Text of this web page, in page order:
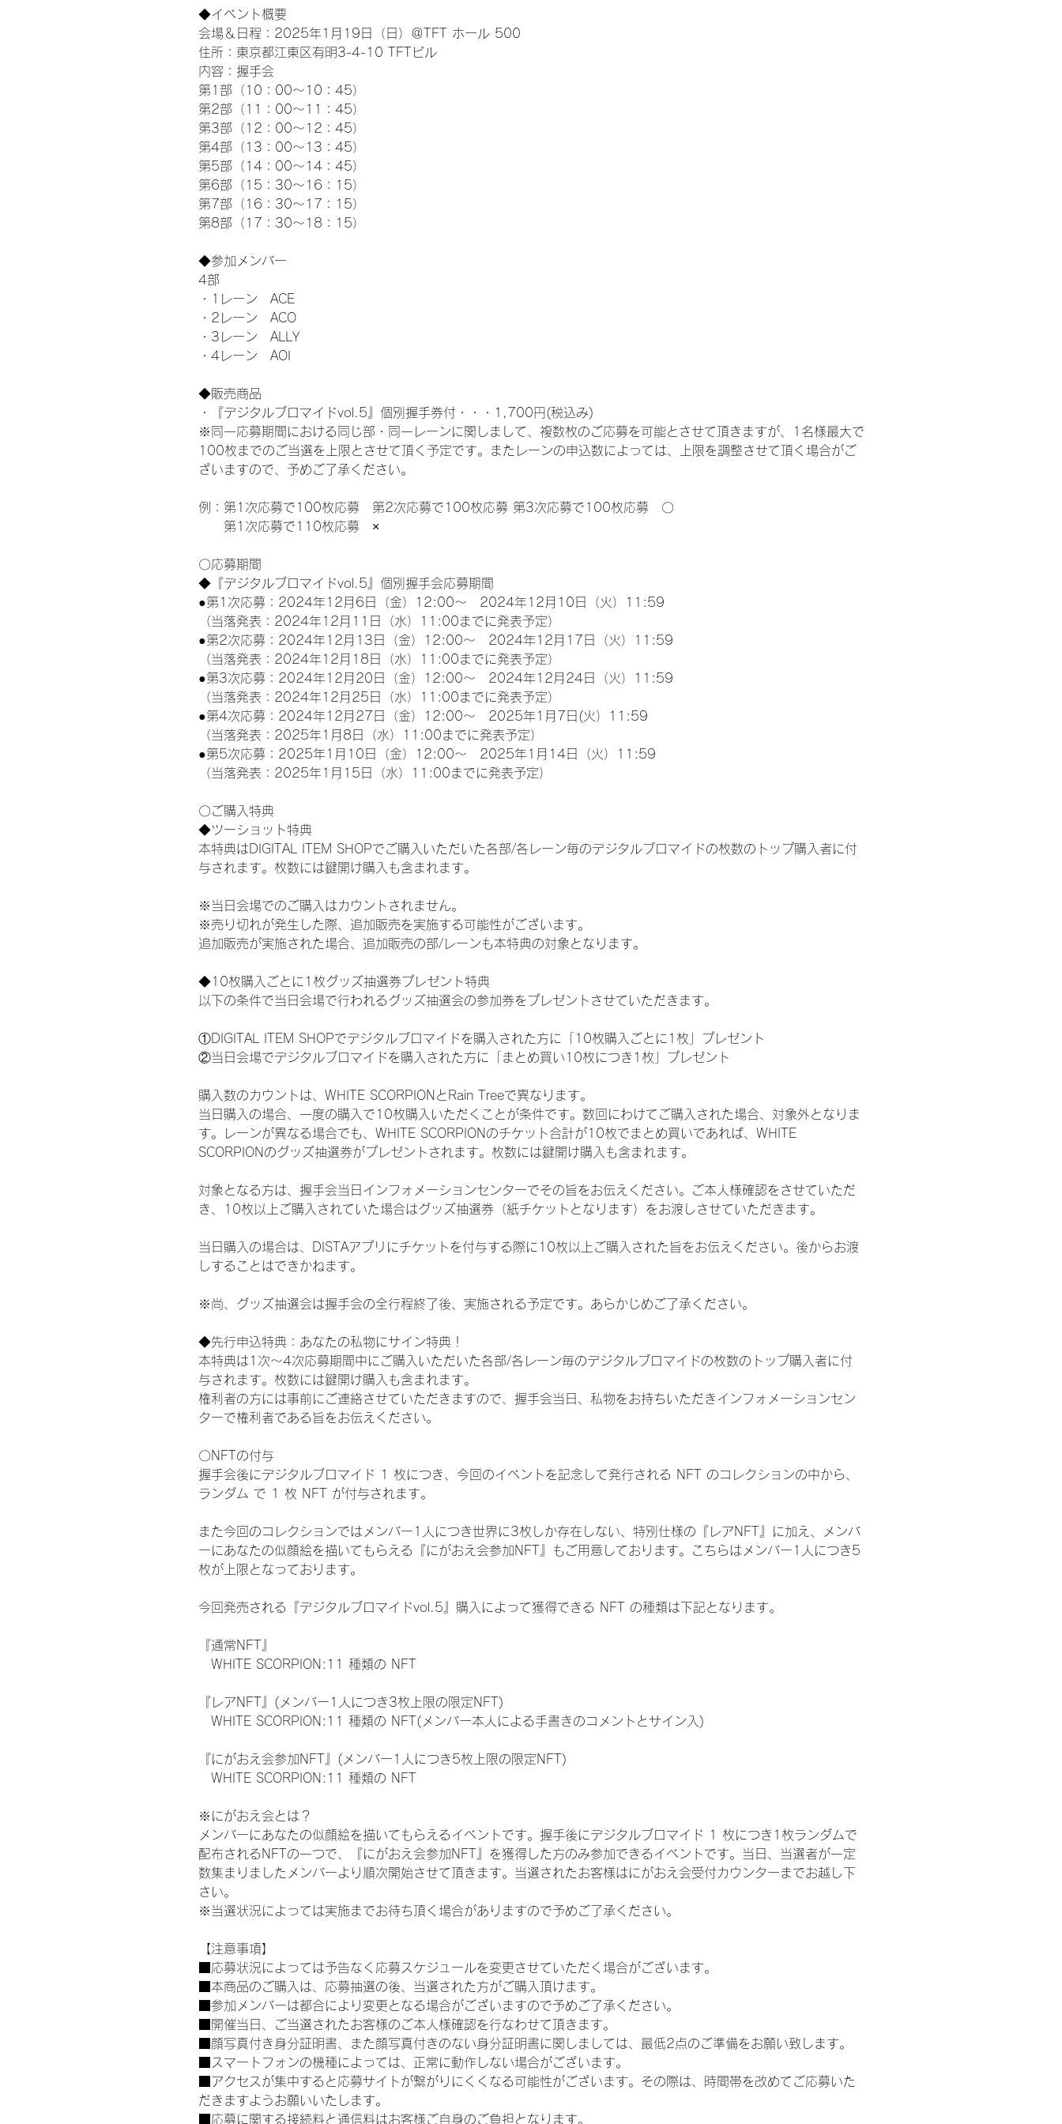
◆イベント概要
会場＆日程：2025年1月19日（日）＠TFT ホール 500
住所：東京都江東区有明3-4-10 TFTビル
内容：握手会
第1部（10：00～10：45）
第2部（11：00～11：45）
第3部（12：00～12：45）
第4部（13：00～13：45）
第5部（14：00～14：45）
第6部（15：30～16：15）
第7部（16：30～17：15）
第8部（17：30～18：15）
◆参加メンバー
4部
・1レーン　ACE
・2レーン　ACO
・3レーン　ALLY
・4レーン　AOI
◆販売商品
・『デジタルブロマイドvol.5』個別握手券付・・・1,700円(税込み)
※同一応募期間における同じ部・同一レーンに関しまして、複数枚のご応募を可能とさせて頂きますが、1名様最大で
100枚までのご当選を上限とさせて頂く予定です。またレーンの申込数によっては、上限を調整させて頂く場合がご
ざいますので、予めご了承ください。
例：第1次応募で100枚応募　第2次応募で100枚応募 第3次応募で100枚応募　〇
第1次応募で110枚応募　×
〇応募期間
◆『デジタルブロマイドvol.5』個別握手会応募期間
●第1次応募：2024年12月6日（金）12:00～　2024年12月10日（火）11:59
（当落発表：2024年12月11日（水）11:00までに発表予定）
●第2次応募：2024年12月13日（金）12:00～　2024年12月17日（火）11:59
（当落発表：2024年12月18日（水）11:00までに発表予定）
●第3次応募：2024年12月20日（金）12:00～　2024年12月24日（火）11:59
（当落発表：2024年12月25日（水）11:00までに発表予定）
●第4次応募：2024年12月27日（金）12:00～　2025年1月7日(火）11:59
（当落発表：2025年1月8日（水）11:00までに発表予定）
●第5次応募：2025年1月10日（金）12:00～　2025年1月14日（火）11:59
（当落発表：2025年1月15日（水）11:00までに発表予定）
〇ご購入特典
◆ツーショット特典
本特典はDIGITAL ITEM SHOPでご購入いただいた各部/各レーン毎のデジタルブロマイドの枚数のトップ購入者に付
与されます。枚数には鍵開け購入も含まれます。
※当日会場でのご購入はカウントされません。
※売り切れが発生した際、追加販売を実施する可能性がございます。
追加販売が実施された場合、追加販売の部/レーンも本特典の対象となります。
◆10枚購入ごとに1枚グッズ抽選券プレゼント特典
以下の条件で当日会場で行われるグッズ抽選会の参加券をプレゼントさせていただきます。
①DIGITAL ITEM SHOPでデジタルブロマイドを購入された方に「10枚購入ごとに1枚」プレゼント
②当日会場でデジタルブロマイドを購入された方に「まとめ買い10枚につき1枚」プレゼント
購入数のカウントは、WHITE SCORPIONとRain Treeで異なります。
当日購入の場合、一度の購入で10枚購入いただくことが条件です。数回にわけてご購入された場合、対象外となりま
す。レーンが異なる場合でも、WHITE SCORPIONのチケット合計が10枚でまとめ買いであれば、WHITE
SCORPIONのグッズ抽選券がプレゼントされます。枚数には鍵開け購入も含まれます。
対象となる方は、握手会当日インフォメーションセンターでその旨をお伝えください。ご本人様確認をさせていただ
き、10枚以上ご購入されていた場合はグッズ抽選券（紙チケットとなります）をお渡しさせていただきます。
当日購入の場合は、DISTAアプリにチケットを付与する際に10枚以上ご購入された旨をお伝えください。後からお渡
しすることはできかねます。
※尚、グッズ抽選会は握手会の全行程終了後、実施される予定です。あらかじめご了承ください。
◆先行申込特典：あなたの私物にサイン特典！
本特典は1次〜4次応募期間中にご購入いただいた各部/各レーン毎のデジタルブロマイドの枚数のトップ購入者に付
与されます。枚数には鍵開け購入も含まれます。
権利者の方には事前にご連絡させていただきますので、握手会当日、私物をお持ちいただきインフォメーションセン
ターで権利者である旨をお伝えください。
〇NFTの付与
握手会後にデジタルブロマイド 1 枚につき、今回のイベントを記念して発行される NFT のコレクションの中から、
ランダム で 1 枚 NFT が付与されます。
また今回のコレクションではメンバー1人につき世界に3枚しか存在しない、特別仕様の『レアNFT』に加え、メンバ
ーにあなたの似顔絵を描いてもらえる『にがおえ会参加NFT』もご用意しております。こちらはメンバー1人につき5
枚が上限となっております。
今回発売される『デジタルブロマイドvol.5』購入によって獲得できる NFT の種類は下記となります。
『通常NFT』
WHITE SCORPION:11 種類の NFT
『レアNFT』(メンバー1人につき3枚上限の限定NFT)
WHITE SCORPION:11 種類の NFT(メンバー本人による手書きのコメントとサイン入)
『にがおえ会参加NFT』(メンバー1人につき5枚上限の限定NFT)
WHITE SCORPION:11 種類の NFT
※にがおえ会とは？
メンバーにあなたの似顔絵を描いてもらえるイベントです。握手後にデジタルブロマイド 1 枚につき1枚ランダムで
配布されるNFTの一つで、『にがおえ会参加NFT』を獲得した方のみ参加できるイベントです。当日、当選者が一定
数集まりましたメンバーより順次開始させて頂きます。当選されたお客様はにがおえ会受付カウンターまでお越し下
さい。
※当選状況によっては実施までお待ち頂く場合がありますので予めご了承ください。
【注意事項】
■応募状況によっては予告なく応募スケジュールを変更させていただく場合がございます。
■本商品のご購入は、応募抽選の後、当選された方がご購入頂けます。
■参加メンバーは都合により変更となる場合がございますので予めご了承ください。
■開催当日、ご当選されたお客様のご本人様確認を行なわせて頂きます。
■顔写真付き身分証明書、また顔写真付きのない身分証明書に関しましては、最低2点のご準備をお願い致します。
■スマートフォンの機種によっては、正常に動作しない場合がございます。
■アクセスが集中すると応募サイトが繋がりにくくなる可能性がございます。その際は、時間帯を改めてご応募いた
だきますようお願いいたします。
■応募に関する接続料と通信料はお客様ご自身のご負担となります。